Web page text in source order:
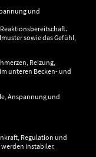
und
sowie das Gefühl,
Reizung,
unteren Becken- und
Anspannung und
Regulation und
instabiler.